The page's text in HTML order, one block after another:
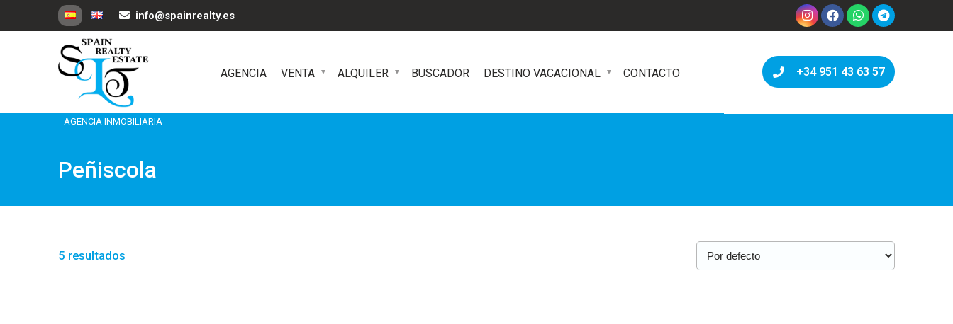
info@spainrealty.es
AGENCIA INMOBILIARIA
AGENCIA VENTA ALQUILER BUSCADOR DESTINO VACACIONAL CONTACTO +34 951 43 63 57
Peñiscola
5 resultados